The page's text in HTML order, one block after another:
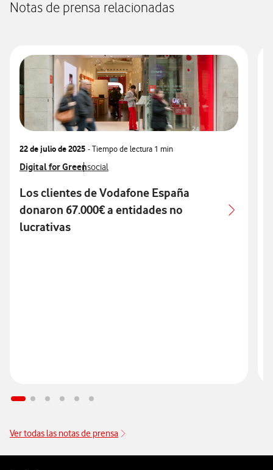
Notas de prensa relacionadas
22 de julio de 2025 - Tiempo de lectura 1 min
Ver más notas de prensa relacionados con
Digital for GreenVer más notas de prensa relacionados con
social
Los clientes de Vodafone España
donaron 67.000€ a entidades no
lucrativas
Ver todas las notas de prensa